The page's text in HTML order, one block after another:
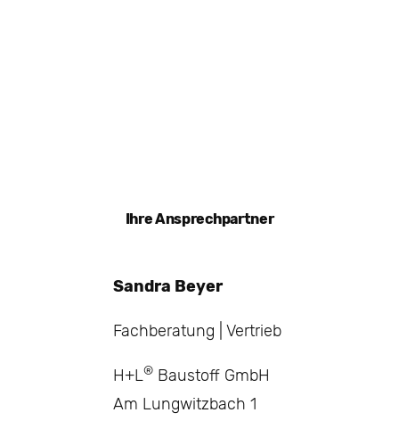
Ihre Ansprechpartner
Sandra Beyer
Fachberatung | Vertrieb
H+L® Baustoff GmbH
Am Lungwitzbach 1